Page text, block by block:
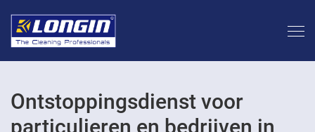
Ontstoppingsdienst voor
particulieren en bedrijven in